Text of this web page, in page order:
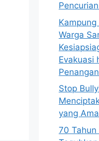
Warga
Evakuasi
Stop
yang
70 Tahun